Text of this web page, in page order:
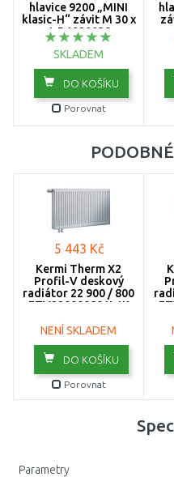
1200
1800
3000
hlavice 9200 „MINI
klasic-H“ závit M 30 x
1,5 1920038
SKLADEM
DO KOŠÍKU
Porovnat
5 443 Kč
Kermi Therm X2
Profil-V deskový
radiátor 22 900 / 800
FTV220900801L1K
NENÍ SKLADEM
DO KOŠÍKU
Porovnat
Parametry